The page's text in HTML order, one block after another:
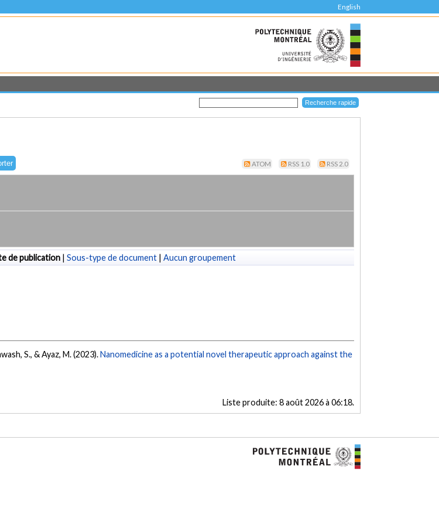
English
ATOM RSS 1.0 RSS 2.0
de publication | Sous-type de document | Aucun groupement
S., & Ayaz, M. (2023).Nanomedicine as a potential novel therapeutic approach against the
Liste produite: 8 août 2026 à 06:18.